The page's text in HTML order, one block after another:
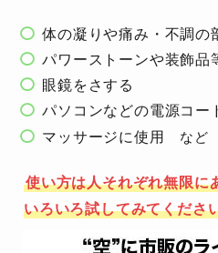
体の凝りや痛み・不調の
パワーストーンや装飾品
眼鏡をさする
パソコンなどの電源コー
マッサージに使用
など
使い方は人それぞれ無限に
いろいろ試してみてくださ